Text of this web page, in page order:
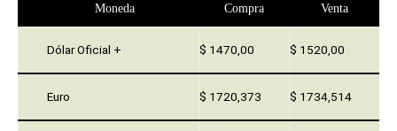
Moneda Compra Venta
Dólar Oficial + $ 1470,00 $ 1520,00
Euro $ 1720,373 $ 1734,514